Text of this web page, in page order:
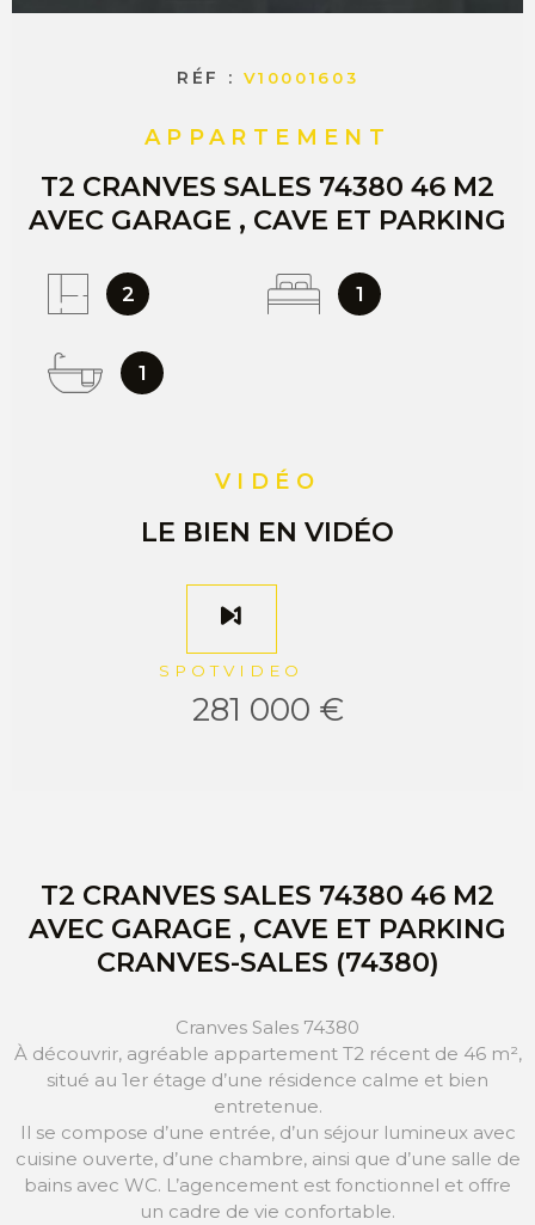
RÉF : V10001603
APPARTEMENT
T2 CRANVES SALES 74380 46 M2
AVEC GARAGE , CAVE ET PARKING
2 1
1
VIDÉO
LE BIEN EN VIDÉO
SPOTVIDEO
281 000 €
T2 CRANVES SALES 74380 46 M2
AVEC GARAGE , CAVE ET PARKING
CRANVES-SALES (74380)
Cranves Sales 74380
À découvrir, agréable appartement T2 récent de 46 m²,
situé au 1er étage d’une résidence calme et bien
entretenue.
Il se compose d’une entrée, d’un séjour lumineux avec
cuisine ouverte, d’une chambre, ainsi que d’une salle de
bains avec WC. L’agencement est fonctionnel et offre
un cadre de vie confortable.